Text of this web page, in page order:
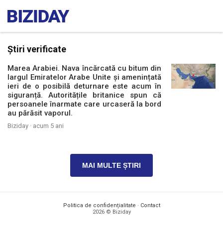
Știri verificate
Marea Arabiei. Nava încărcată cu bitum din
largul Emiratelor Arabe Unite și amenințată
ieri de o posibilă deturnare este acum în
siguranță. Autoritățile britanice spun că
persoanele înarmate care urcaseră la bord
au părăsit vaporul.
Biziday · acum 5 ani
MAI MULTE ȘTIRI
Politica de confidențialitate · Contact
2026 © Biziday